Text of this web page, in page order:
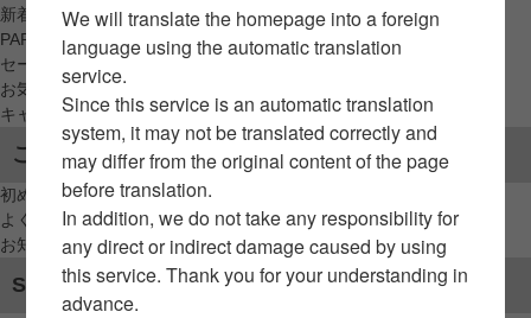
新着アイテムから探す
PARCO限定アイテムから探す
セールアイテムから探す
お気に入りから探す
キャンペーン/クーポン対象から探す
ご利用案内
初めてのお客様へ
よくあるご質問 / お問い合わせ
お知らせ
SNSアカウント
We will translate the homepage into a foreign
language using the automatic translation
service.
Since this service is an automatic translation
system, it may not be translated correctly and
may differ from the original content of the page
before translation.
In addition, we do not take any responsibility for
any direct or indirect damage caused by using
this service. Thank you for your understanding in
advance.